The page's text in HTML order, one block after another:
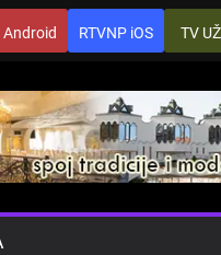
Android RTVNP iOS TV